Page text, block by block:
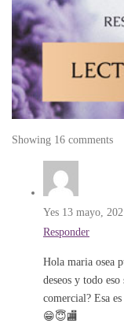
Showing 16 comments
Yes 13 mayo,
Responder
Hola maria osea
deseos y todo
comercial? Esa
😁😇🏬